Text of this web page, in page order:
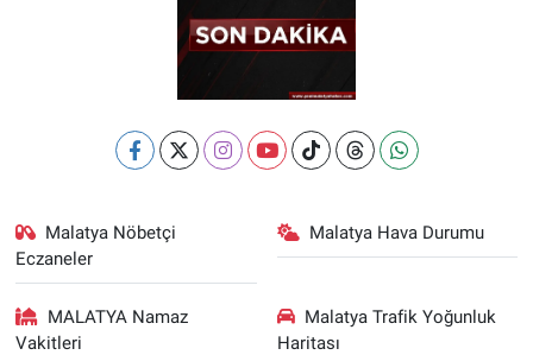
Malatya Nöbetçi
Eczaneler
Malatya Hava Durumu
MALATYA Namaz
Vakitleri
Malatya Trafik Yoğunluk
Haritası